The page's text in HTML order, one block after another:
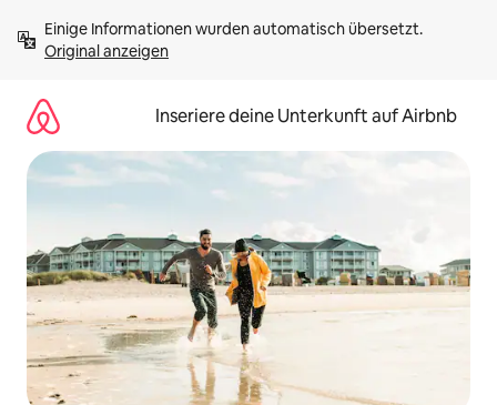
Inhalten
springenOriginal anzeigen
Inseriere deine Unterkunft auf Airbnb